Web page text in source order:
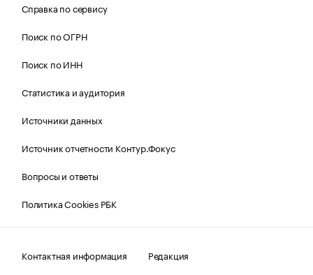
Справка по сервису
Поиск по ОГРН
Поиск по ИНН
Статистика и аудитория
Источники данных
Источник отчетности Контур.Фокус
Вопросы и ответы
Политика Cookies РБК
Контактная информация Редакция